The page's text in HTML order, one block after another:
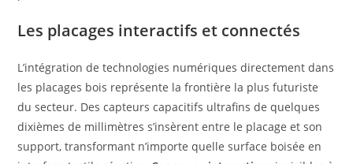
Les placages interactifs et connectés
L’intégration de technologies numériques directement dans
les placages bois représente la frontière la plus futuriste
du secteur. Des capteurs capacitifs ultrafins de quelques
dixièmes de millimètres s’insèrent entre le placage et son
support, transformant n’importe quelle surface boisée en